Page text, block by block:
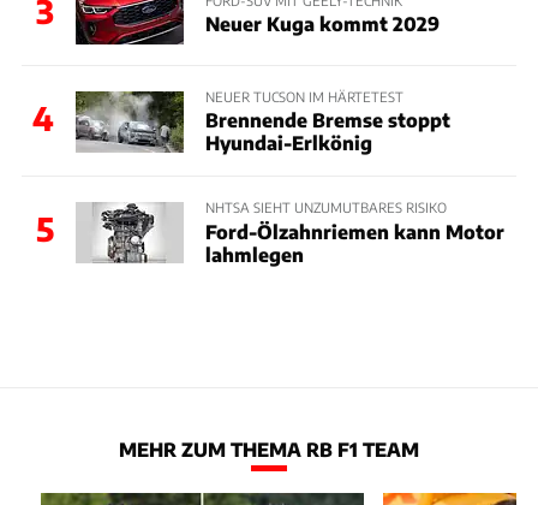
3 Neuer Kuga kommt 2029
4
NEUER TUCSON IM HÄRTETEST
Brennende Bremse stoppt
Hyundai-Erlkönig
5
NHTSA SIEHT UNZUMUTBARES RISIKO
Ford-Ölzahnriemen kann Motor
lahmlegen
MEHR ZUM THEMA RB F1 TEAM